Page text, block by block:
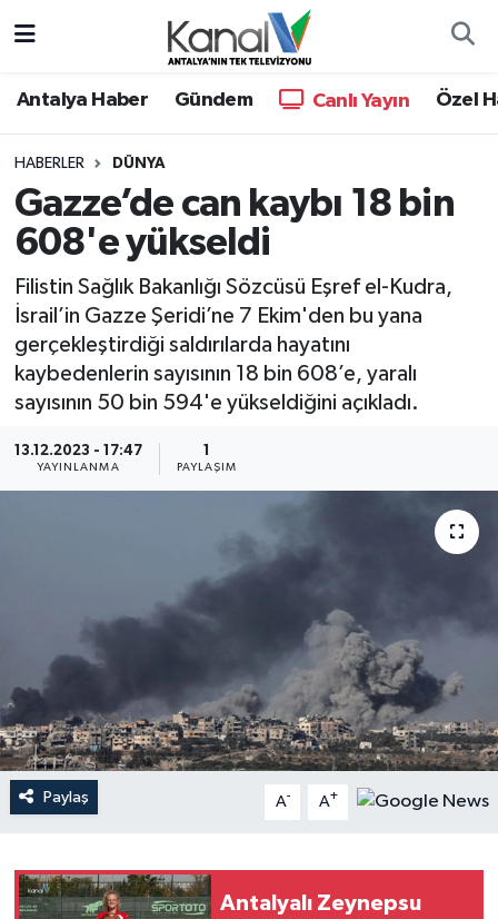
Antalya Haber Gündem Canlı Yayın Özel
HABERLER DÜNYA
Gazze’de can kaybı 18 bin
608'e yükseldi
Filistin Sağlık Bakanlığı Sözcüsü Eşref el-Kudra,
İsrail’in Gazze Şeridi’ne 7 Ekim'den bu yana
gerçekleştirdiği saldırılarda hayatını
kaybedenlerin sayısının 18 bin 608’e, yaralı
sayısının 50 bin 594'e yükseldiğini açıkladı.
13.12.2023 - 17:47
YAYINLANMA
1
PAYLAŞIM
Paylaş A- A+
Antalyalı Zeynepsu
Antalya Haber
Dünya
Eğitim
Ekonomi
Gündem
Haber Kuşakları
Kültür Sanat
Magazin
Öğle Bülteni
Siyaset
Hava Durumu
Trafik Durumu
Süper Lig Puan Durumu ve Fikstür
Tüm Manşetler
Son Dakika Haberleri